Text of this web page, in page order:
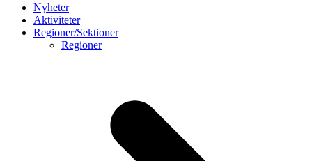
Nyheter
Aktiviteter
Regioner/Sektioner
Regioner